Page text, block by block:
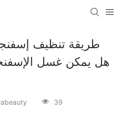
طريقة تنظيف
هل يمكن غسل
39